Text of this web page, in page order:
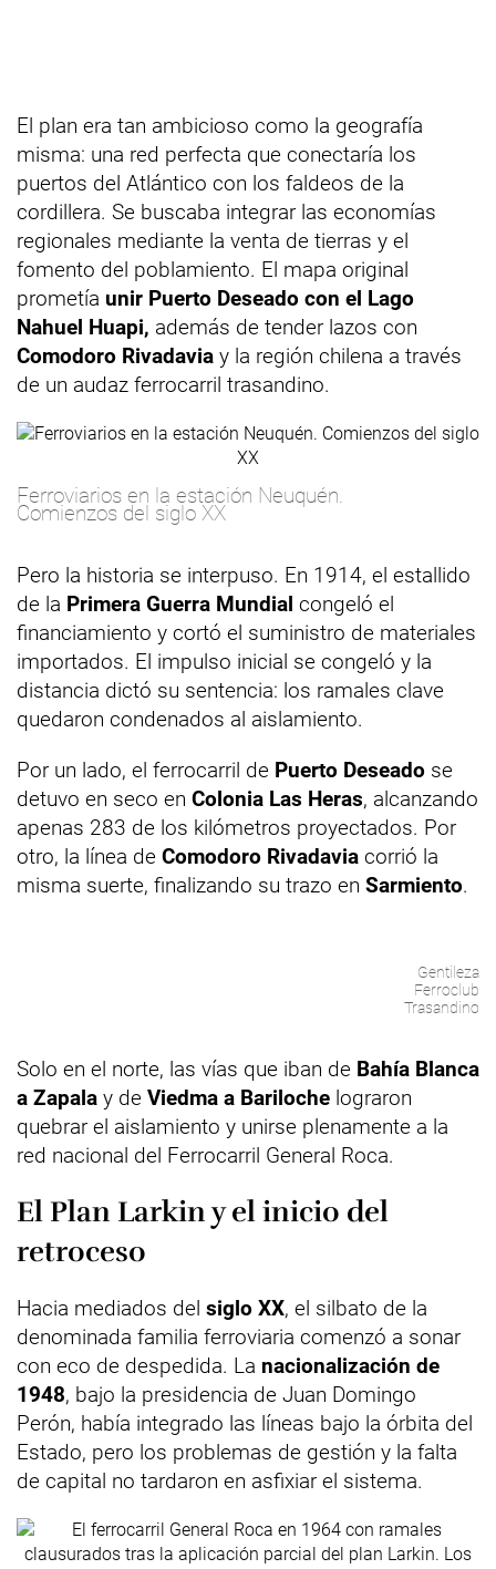
El plan era tan ambicioso como la geografía
misma: una red perfecta que conectaría los
puertos del Atlántico con los faldeos de la
cordillera. Se buscaba integrar las economías
regionales mediante la venta de tierras y el
fomento del poblamiento. El mapa original
prometía unir Puerto Deseado con el Lago
Nahuel Huapi, además de tender lazos con
Comodoro Rivadavia y la región chilena a través
de un audaz ferrocarril trasandino.
Ferroviarios en la estación Neuquén.
Comienzos del siglo XX
Pero la historia se interpuso. En 1914, el estallido
de la Primera Guerra Mundial congeló el
financiamiento y cortó el suministro de materiales
importados. El impulso inicial se congeló y la
distancia dictó su sentencia: los ramales clave
quedaron condenados al aislamiento.
Por un lado, el ferrocarril de Puerto Deseado se
detuvo en seco en Colonia Las Heras, alcanzando
apenas 283 de los kilómetros proyectados. Por
otro, la línea de Comodoro Rivadavia corrió la
misma suerte, finalizando su trazo en Sarmiento.
Gentileza
Ferroclub
Trasandino
Solo en el norte, las vías que iban de Bahía Blanca
a Zapala y de Viedma a Bariloche lograron
quebrar el aislamiento y unirse plenamente a la
red nacional del Ferrocarril General Roca.
El Plan Larkin y el inicio del
retroceso
Hacia mediados del siglo XX, el silbato de la
denominada familia ferroviaria comenzó a sonar
con eco de despedida. La nacionalización de
1948, bajo la presidencia de Juan Domingo
Perón, había integrado las líneas bajo la órbita del
Estado, pero los problemas de gestión y la falta
de capital no tardaron en asfixiar el sistema.